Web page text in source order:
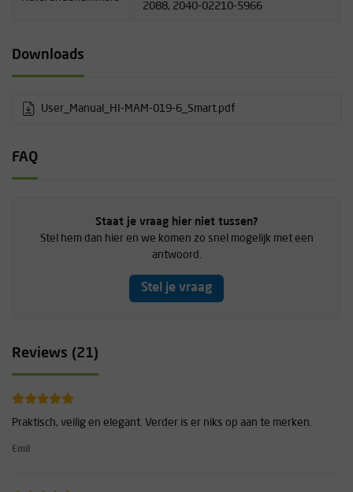
2088, 2040-02210-5966
Downloads
User_Manual_HI-MAM-019-6_Smart.pdf
FAQ
Staat je vraag hier niet tussen?
Stel hem dan hier en we komen zo snel mogelijk met een
antwoord.
Stel je vraag
Reviews (21)
Praktisch, veilig en elegant. Verder is er niks op aan te merken.
Emil